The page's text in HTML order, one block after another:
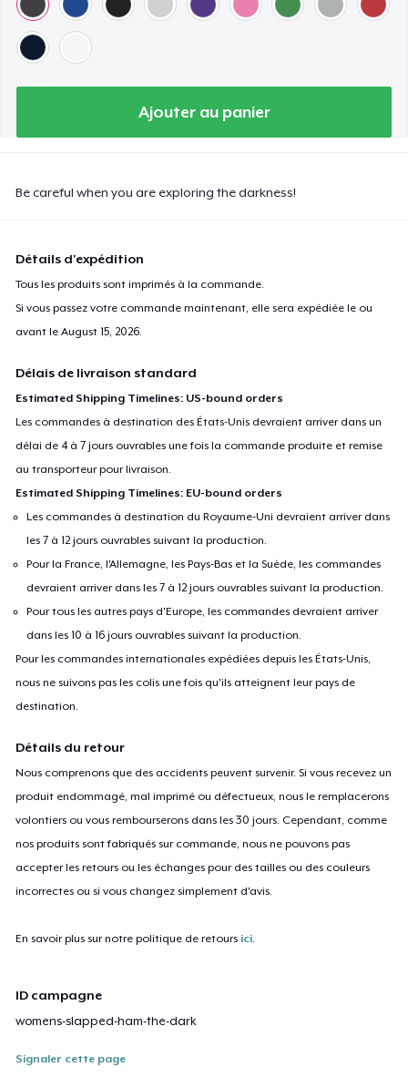
Ajouter au panier
Be careful when you are exploring the darkness!
Détails d'expédition
Tous les produits sont imprimés à la commande.
Si vous passez votre commande maintenant, elle sera expédiée le ou
avant leAugust 15, 2026.
Délais de livraison standard
Estimated Shipping Timelines: US-bound orders
Les commandes à destination des États-Unis devraient arriver dans un
délai de 4 à 7 jours ouvrables une fois la commande produite et remise
au transporteur pour livraison.
Estimated Shipping Timelines: EU-bound orders
Les commandes à destination du Royaume-Uni devraient arriver dans
les 7 à 12 jours ouvrables suivant la production.
Pour la France, l'Allemagne, les Pays-Bas et la Suède, les commandes
devraient arriver dans les 7 à 12 jours ouvrables suivant la production.
Pour tous les autres pays d'Europe, les commandes devraient arriver
dans les 10 à 16 jours ouvrables suivant la production.
Pour les commandes internationales expédiées depuis les États-Unis,
nous ne suivons pas les colis une fois qu'ils atteignent leur pays de
destination.
Détails du retour
Nous comprenons que des accidents peuvent survenir. Si vous recevez un
produit endommagé, mal imprimé ou défectueux, nous le remplacerons
volontiers ou vous rembourserons dans les 30 jours. Cependant, comme
nos produits sont fabriqués sur commande, nous ne pouvons pas
accepter les retours ou les échanges pour des tailles ou des couleurs
incorrectes ou si vous changez simplement d'avis.
En savoir plus sur notre politique de retours ici.
ID campagne
womens-slapped-ham-the-dark
Signaler cette page